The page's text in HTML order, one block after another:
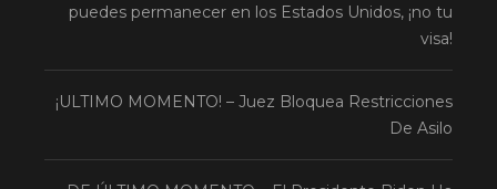
puedes permanecer en los Estados Unidos, ¡no tu
visa!
¡ULTIMO MOMENTO! – Juez Bloquea Restricciones
De Asilo